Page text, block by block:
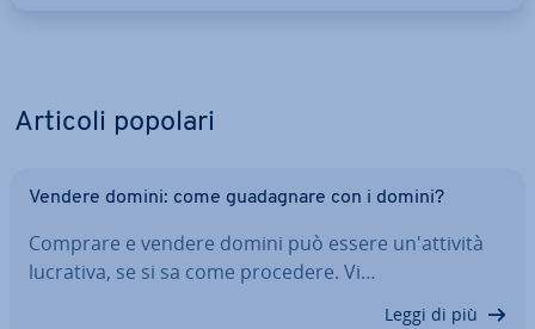
Articoli popolari
Vendere domini: come gua­da­gna­re con i domini?
Comprare e vendere domini può essere un'at­ti­vi­tà
lucrativa, se si sa come procedere. Vi…
Leggi di più